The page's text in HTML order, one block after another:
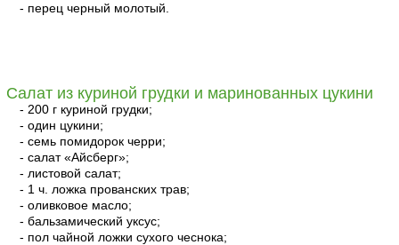
- перец черный молотый.
Салат из куриной грудки и маринованных цукини
- 200 г куриной грудки;
- один цукини;
- семь помидорок черри;
- салат «Айсберг»;
- листовой салат;
- 1 ч. ложка прованских трав;
- оливковое масло;
- бальзамический уксус;
- пол чайной ложки сухого чеснока;